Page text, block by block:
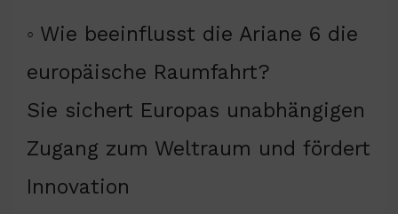
◦ Wie beeinflusst die Ariane 6 die
europäische Raumfahrt?
Sie sichert Europas unabhängigen
Zugang zum Weltraum und fördert
Innovation